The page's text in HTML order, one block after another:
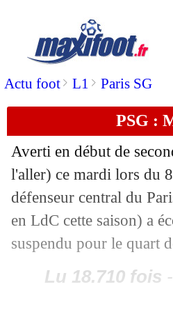
Actu foot> L1 > Paris SG
PSG :
Averti en début de
l'aller) ce mardi lors du
défenseur central du
en LdC cette saison) a
suspendu pour le quart
Lu 18.710 fois
: Luis
12/03 PSG: la belle
12/03 Valladolid: l'ex-
: Riolo
:
12/03 PSG:
12/03 Bayern:
12/03 PSG: Ménez a